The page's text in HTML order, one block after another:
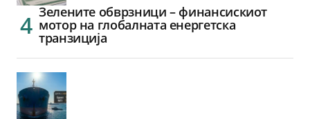
Зелените обврзници – финансискиот
мотор на глобалната енергетска
транзиција